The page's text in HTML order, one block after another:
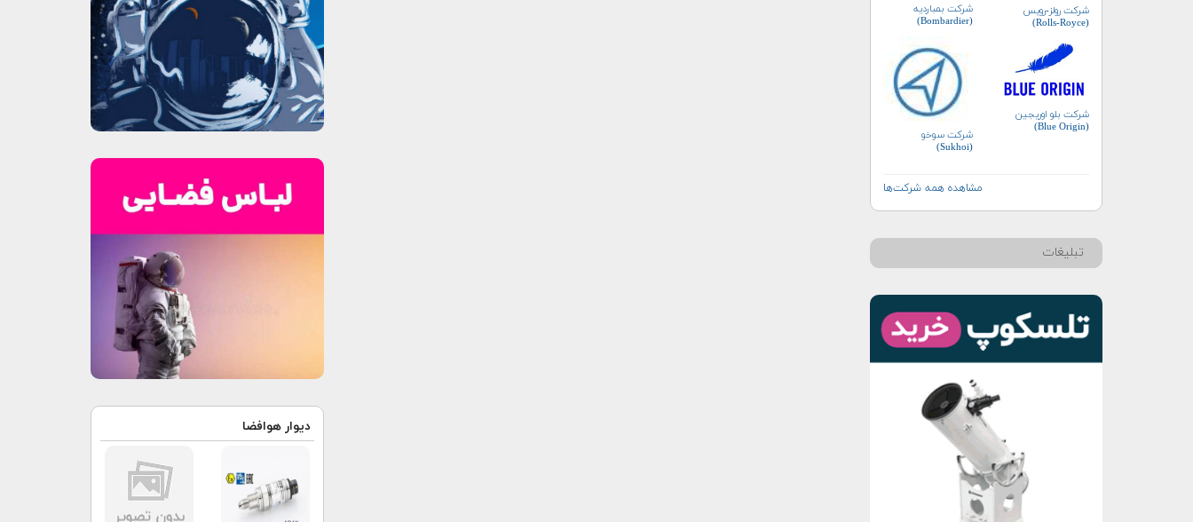
شرکت رولز-رویس
(Rolls-Royce)
شرکت بمباردیه
(Bombardier)
شرکت بلو اوریجین
(Blue Origin)
شرکت سوخو
(Sukhoi)
مشاهده همه شرکت‌ها
تبلیغات
دیوار هوافضا